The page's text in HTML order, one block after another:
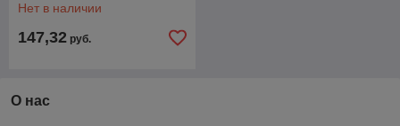
Нет в наличии
147,32 руб.
О нас